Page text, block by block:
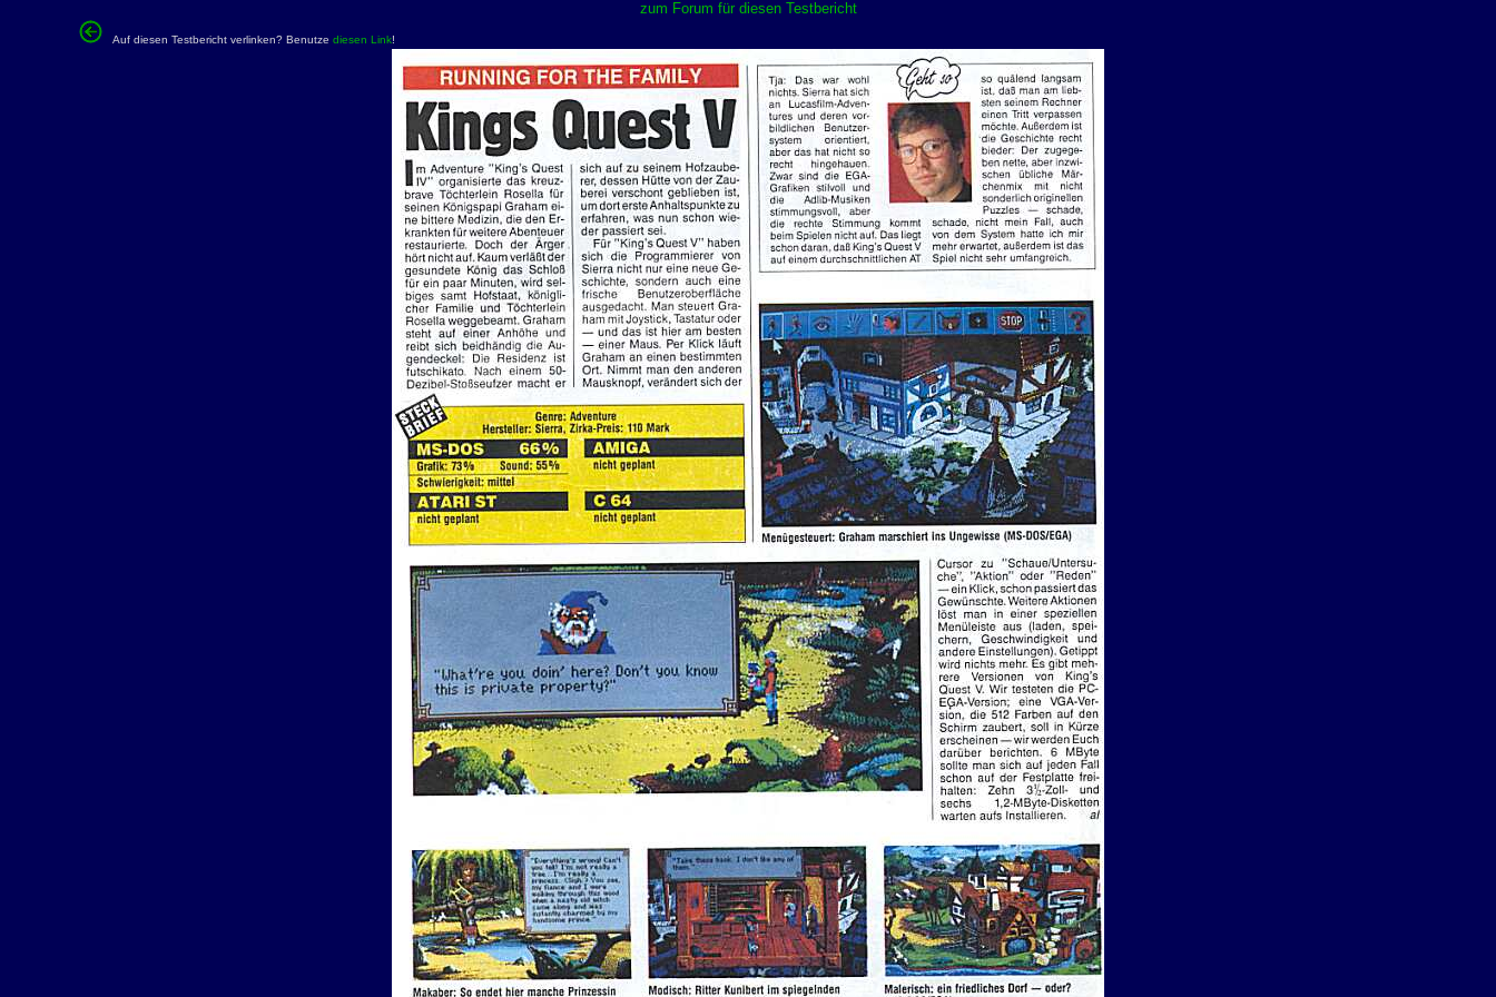
zum Forum für diesen Testbericht
Auf diesen Testbericht verlinken? Benutze diesen Link!